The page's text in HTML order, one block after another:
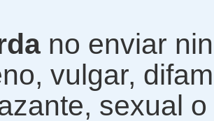
no enviar
vulgar,
sexual